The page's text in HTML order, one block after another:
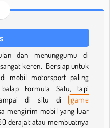
dan menunggumu di
keren. Bersiap untuk
mobil motorsport paling
Formula Satu, tapi
di situ di
game
mengirim mobil yang luar
derajat atau membuatnya